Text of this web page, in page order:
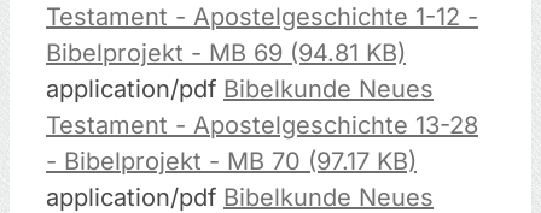
Testament - Apostelgeschichte 1-12 -
Bibelprojekt - MB 69 (94.81 KB)
application/pdf Bibelkunde Neues
Testament - Apostelgeschichte 13-28
- Bibelprojekt - MB 70 (97.17 KB)
application/pdf Bibelkunde Neues